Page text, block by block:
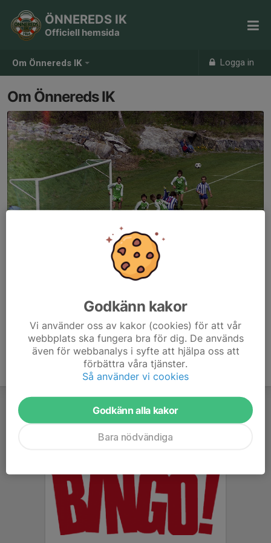
Om Önnereds IK Logga in
ÖNNEREDS IK
Officiell hemsida
Om Önnereds IK
På följande sidor kan du läsa mer om klubbens historia,
styrelsen och verksamheten i föreningen.
Godkänn kakor
Vi använder oss av kakor (cookies) för att vår
webbplats ska fungera bra för dig. De används
även för webbanalys i syfte att hjälpa oss att
förbättra våra tjänster.
Så använder vi cookies
Godkänn alla kakor
Bara nödvändiga